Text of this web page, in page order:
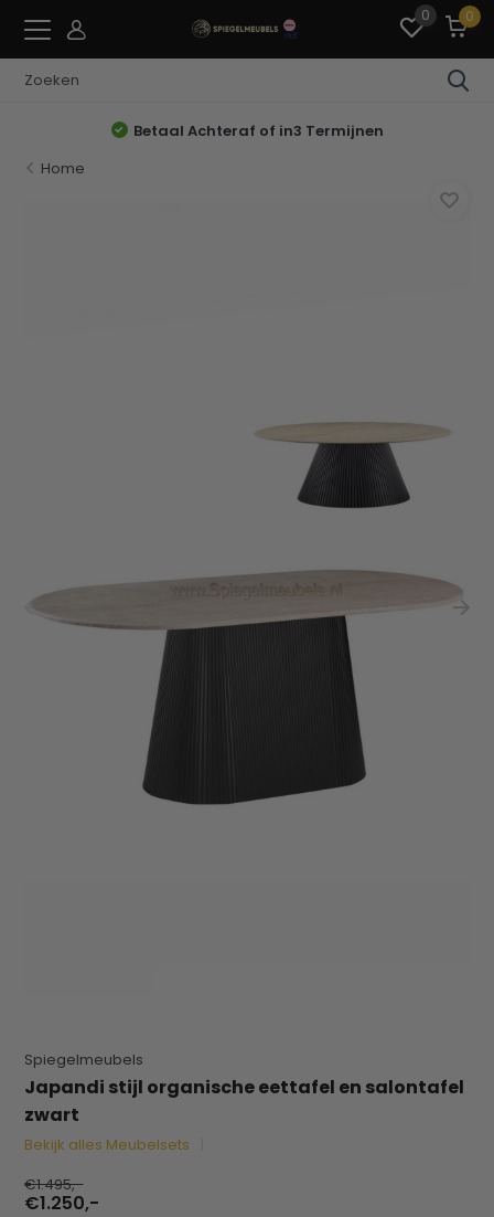
0 0
Betaal Achteraf of in3 Termijnen
Home
Spiegelmeubels
Japandi stijl organische eettafel en salontafel
zwart
Bekijk alles Meubelsets
€1.495,-
€1.250,-